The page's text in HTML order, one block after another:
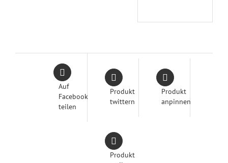
Auf
Facebook
teilen
Produkt
twittern
Produkt
anpinnen
Produkt